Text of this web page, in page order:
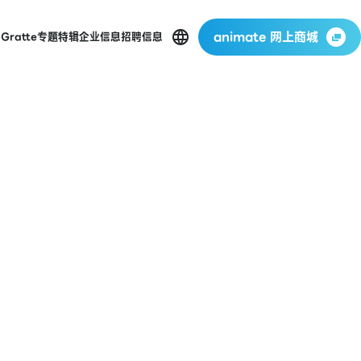
Gratte专题特辑企业信息招聘信息 animate 网上商城